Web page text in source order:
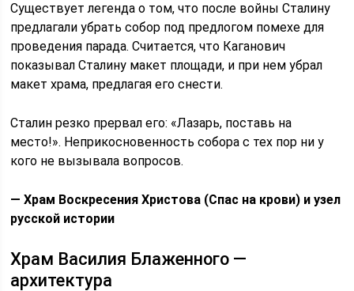
Существует легенда о том, что после войны Сталину
предлагали убрать собор под предлогом помехе для
проведения парада. Считается, что Каганович
показывал Сталину макет площади, и при нем убрал
макет храма, предлагая его снести.
Сталин резко прервал его: «Лазарь, поставь на
место!». Неприкосновенность собора с тех пор ни у
кого не вызывала вопросов.
—Храм Воскресения Христова (Спас на крови) и узел
русской истории
Храм Василия Блаженного —
архитектура